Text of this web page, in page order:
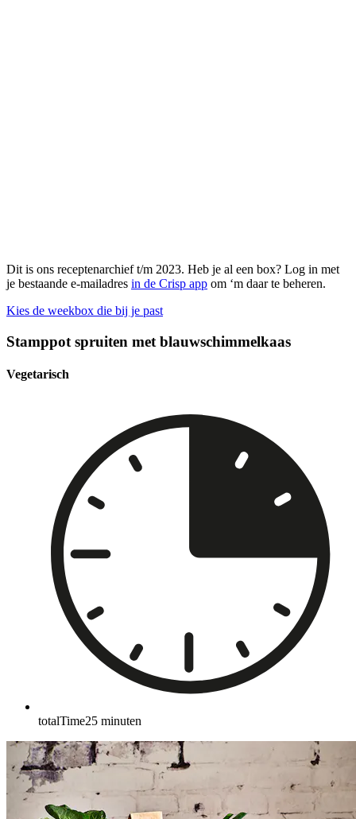
Dit is ons receptenarchief t/m 2023. Heb je al een box? Log in met
je bestaande e-mailadres in de Crisp app om ‘m daar te beheren.
Kies de weekbox die bij je past
Stamppot spruiten met blauwschimmelkaas
Vegetarisch
totalTime25 minuten